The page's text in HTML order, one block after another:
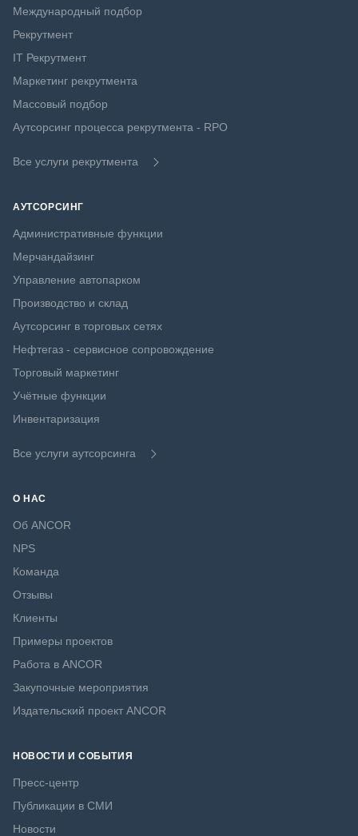
Международный подбор
Рекрутмент
IT Рекрутмент
Маркетинг рекрутмента
Массовый подбор
Аутсорсинг процесса рекрутмента - RPO
Все услуги рекрутмента
АУТСОРСИНГ
Административные функции
Мерчандайзинг
Управление автопарком
Производство и склад
Аутсорсинг в торговых сетях
Нефтегаз - сервисное сопровождение
Торговый маркетинг
Учётные функции
Инвентаризация
Все услуги аутсорсинга
О НАС
Об ANCOR
NPS
Команда
Отзывы
Клиенты
Примеры проектов
Работа в ANCOR
Закупочные мероприятия
Издательский проект ANCOR
НОВОСТИ И СОБЫТИЯ
Пресс-центр
Публикации в СМИ
Новости